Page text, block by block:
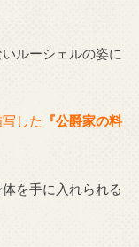
ルーシェルの姿に
した
『公爵家の料
を手に入れられる